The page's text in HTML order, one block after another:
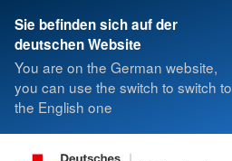
Sie befinden sich auf der
deutschen Website
You are on the German website,
you can use the switch to switch to
the English one